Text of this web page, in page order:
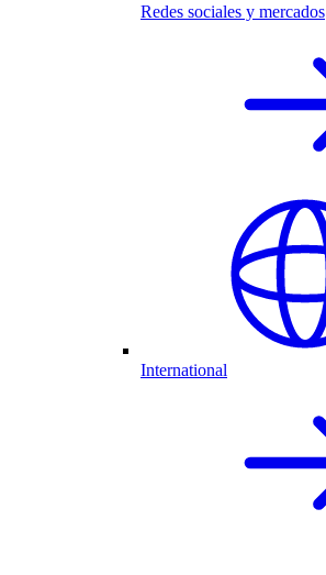
Redes sociales y mercados
International